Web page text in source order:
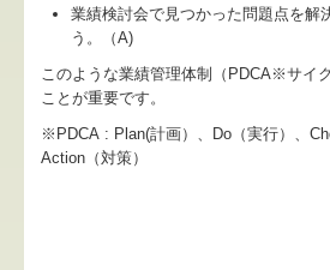
補助金・助成金・融資情報
関与先向け融資商品ご紹介
経営者お役立ち情報
業績検討会で見つかった問題点を解
う。（A)
このような業績管理体制（PDCA※サイ
ことが重要です。
※PDCA : Plan(計画）、Do（実行）、
Action（対策）